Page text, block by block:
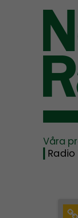
Våra
Radio